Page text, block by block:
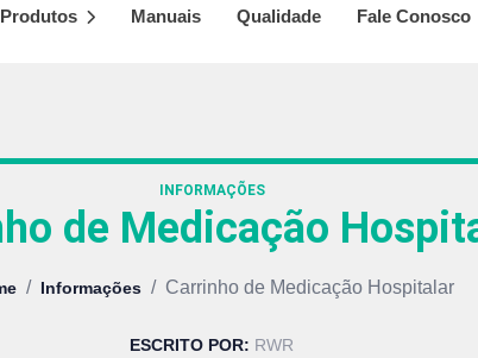
Produtos Manuais Qualidade Fale Conosco
INFORMAÇÕES
de Medicação
/ Informações / Carrinho de Medicação Hospitalar
ESCRITO POR: RWR